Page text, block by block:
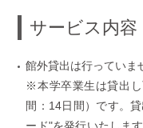
サービス内容
館外貸出は行っていま
※本学卒業生は貸出
間：14日間）です。